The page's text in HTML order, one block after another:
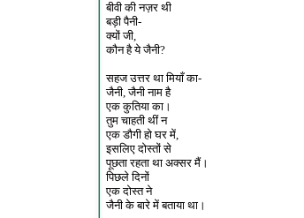
बीवी की नज़र थी
बड़ी पैनी-
क्यों जी,
कौन है ये जैनी?
सहज उत्तर था मियाँ का-
जैनी, जैनी नाम है
एक कुतिया का।
तुम चाहती थीं न
एक डौगी हो घर में,
इसलिए दोस्तों से
पूछता रहता था अक्सर मैं।
पिछले दिनों
एक दोस्त ने
जैनी के बारे में बताया था।